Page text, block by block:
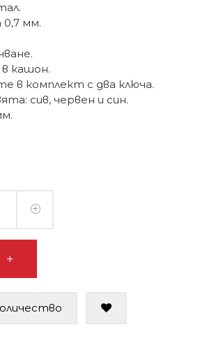
мм.
кашон.
в комплект с два ключа.
сив, червен и син.